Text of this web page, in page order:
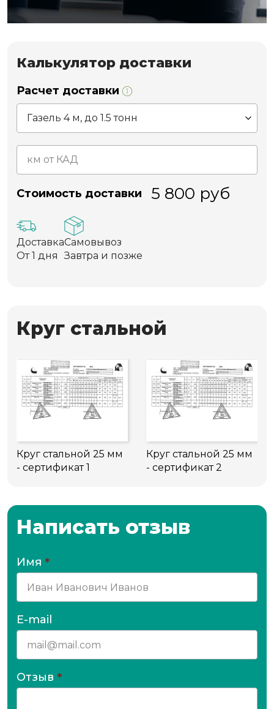
Калькулятор доставки
Расчет доставки
Стоимость доставки 5 800 руб
Доставка
От 1 дня
Самовывоз
Завтра и позже
Круг стальной
Круг стальной 25 мм
- сертификат 1
Круг стальной 25 мм
- сертификат 2
Написать отзыв
Имя *
E-mail
Отзыв *